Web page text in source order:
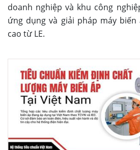
doanh nghiệp và khu công
ứng dụng và giải pháp máy
cao từ LE.